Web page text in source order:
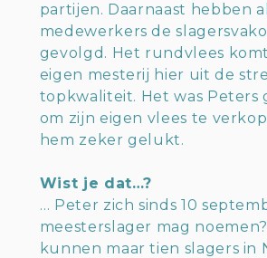
partijen. Daarnaast hebben
medewerkers de
gevolgd. Het rundvlees
eigen mesterij hier uit de
topkwaliteit. Het was Peters
om zijn eigen vlees te
hem zeker gelukt.
Wist je dat…?
… Peter zich sinds 10
meesterslager mag
kunnen maar tien slagers in